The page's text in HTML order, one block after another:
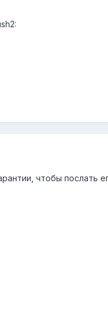
чтобы послать